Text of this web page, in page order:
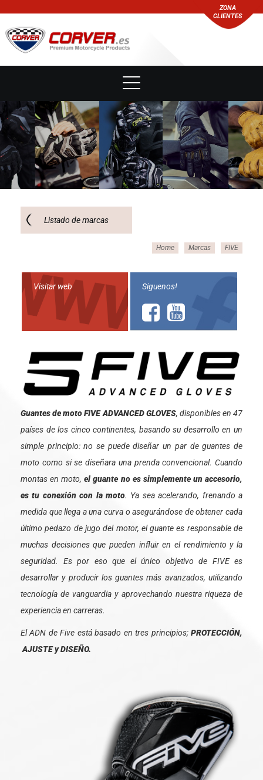
ZONA
CLIENTES
Listado de marcas
Home Marcas FIVE
Visitar web Siguenos!
Guantes de moto FIVE ADVANCED GLOVES, disponibles en 47
países de los cinco continentes, basando su desarrollo en un
simple principio: no se puede diseñar un par de guantes de
moto como si se diseñara una prenda convencional. Cuando
montas en moto,el guante no es simplemente un accesorio,
es tu conexión con la moto. Ya sea acelerando, frenando a
medida que llega a una curva o asegurándose de obtener cada
último pedazo de jugo del motor, el guante es responsable de
muchas decisiones que pueden influir en el rendimiento y la
seguridad. Es por eso que el único objetivo de FIVE es
desarrollar y producir los guantes más avanzados, utilizando
tecnología de vanguardia y aprovechando nuestra riqueza de
experiencia en carreras.
El ADN de Five está basado en tres principios; PROTECCIÓN,
AJUSTE y DISEÑO.